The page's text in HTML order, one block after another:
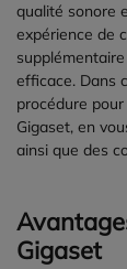
qualité sonore
expérience de
efficace. Dans
procédure
Gigaset, en
ainsi que des
Gigaset